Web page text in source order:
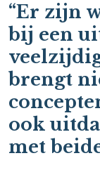
“Er zijn
bij een
brengt
ook
met